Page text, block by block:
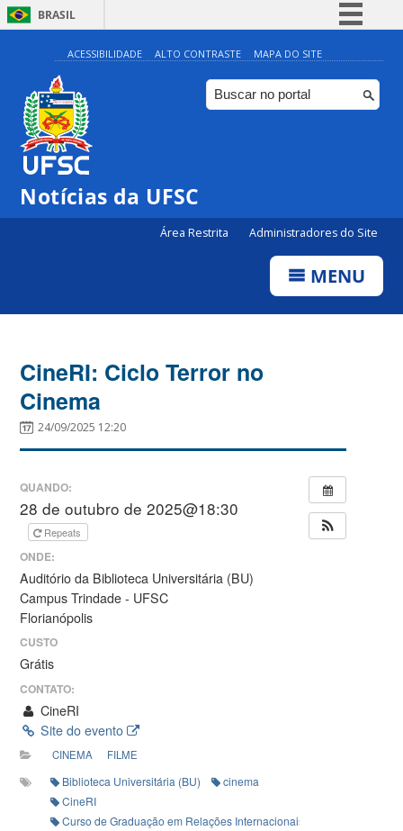
BRASIL
Simplifique!
Comunica BR
Participe
ACESSIBILIDADE ALTO CONTRASTE MAPA DO SITE
Notícias da UFSC
Área Restrita Administradores do Site
MENU
CineRI: Ciclo Terror no
Cinema
24/09/2025 12:20
QUANDO:
28 de outubro de 2025@18:30
Repeats
ONDE:
Auditório da Biblioteca Universitária (BU)
Campus Trindade - UFSC
Florianópolis
CUSTO
Grátis
CONTATO:
CineRI
Site do evento
CINEMA FILME
Biblioteca Universitária (BU)
cinema
CineRI
Curso de Graduação em Relações Internacionais